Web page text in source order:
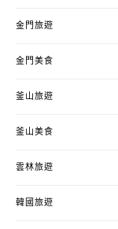
金門旅遊
金門美食
釜山旅遊
釜山美食
雲林旅遊
韓國旅遊